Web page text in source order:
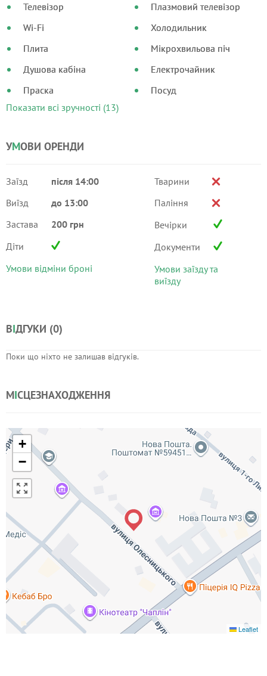
Телевізор
Wi-Fi
Плита
Душова кабіна
Праска
Плазмовий телевізор
Холодильник
Мікрохвильова піч
Електрочайник
Посуд
Показати всі зручності (13)
УМОВИ ОРЕНДИ
Заїзд
після 14:00
Виїзд
до 13:00
Застава
200 грн
Діти
Умови відміни броні
Тварини
Паління
Вечірки
Документи
Умови заїзду та
виїзду
ВІДГУКИ (0)
Поки що ніхто не залишав відгуків.
МІСЦЕЗНАХОДЖЕННЯ
+
−
Leaflet